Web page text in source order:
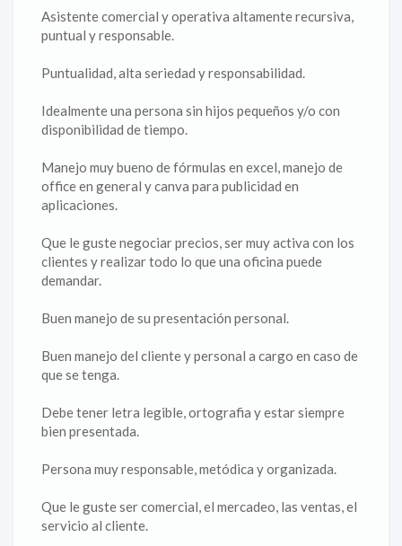
Asistente comercial y operativa altamente recursiva,
puntual y responsable.
Puntualidad, alta seriedad y responsabilidad.
Idealmente una persona sin hijos pequeños y/o con
disponibilidad de tiempo.
Manejo muy bueno de fórmulas en excel, manejo de
office en general y canva para publicidad en
aplicaciones.
Que le guste negociar precios, ser muy activa con los
clientes y realizar todo lo que una oficina puede
demandar.
Buen manejo de su presentación personal.
Buen manejo del cliente y personal a cargo en caso de
que se tenga.
Debe tener letra legible, ortografia y estar siempre
bien presentada.
Persona muy responsable, metódica y organizada.
Que le guste ser comercial, el mercadeo, las ventas, el
servicio al cliente.